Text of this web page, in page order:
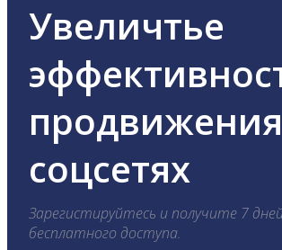
Увеличтье
соцсетях
Зарегистируйтесь и получите 7
бесплатного доступа.